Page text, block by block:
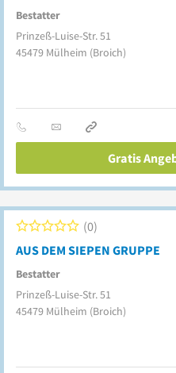
Bestatter
Prinzeß-Luise-Str. 51
45479 Mülheim (Broich)
Gratis
AUS DEM SIEPEN GRUPPE
Bestatter
0
Prinzeß-Luise-Str. 51
45479 Mülheim (Broich)